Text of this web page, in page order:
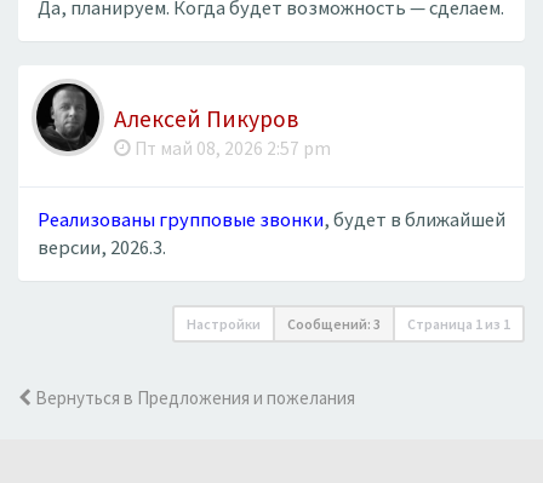
Да, планируем. Когда будет возможность — сделаем.
Алексей Пикуров
Пт май 08, 2026 2:57 pm
Реализованы групповые звонки, будет в ближайшей
версии, 2026.3.
Настройки Сообщений: 3 Страница 1 из 1
Вернуться в Предложения и пожелания